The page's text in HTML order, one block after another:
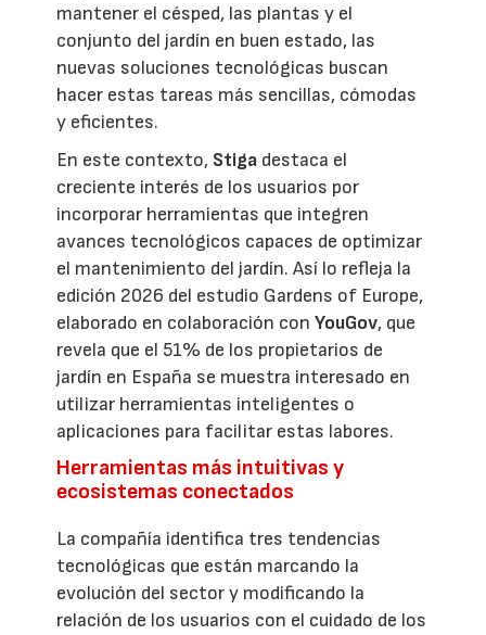
mantener el césped, las plantas y el
conjunto del jardín en buen estado, las
nuevas soluciones tecnológicas buscan
hacer estas tareas más sencillas, cómodas
y eficientes.
En este contexto, Stiga destaca el
creciente interés de los usuarios por
incorporar herramientas que integren
avances tecnológicos capaces de optimizar
el mantenimiento del jardín. Así lo refleja la
edición 2026 del estudio Gardens of Europe,
elaborado en colaboración conYouGov, que
revela que el 51% de los propietarios de
jardín en España se muestra interesado en
utilizar herramientas inteligentes o
aplicaciones para facilitar estas labores.
Herramientas más intuitivas y
ecosistemas conectados
La compañía identifica tres tendencias
tecnológicas que están marcando la
evolución del sector y modificando la
relación de los usuarios con el cuidado de los